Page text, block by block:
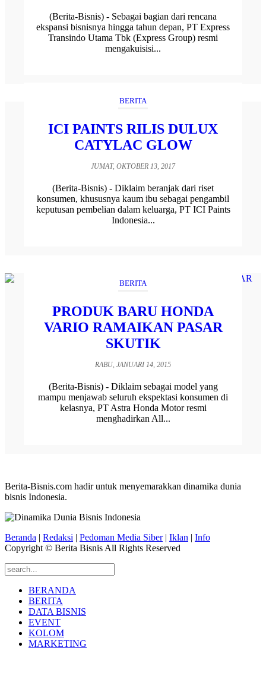
(Berita-Bisnis) - Sebagai bagian dari rencana
ekspansi bisnisnya hingga tahun depan, PT Express
Transindo Utama Tbk (Express Group) resmi
mengakuisisi...
BERITA
ICI PAINTS RILIS DULUX
CATYLAC GLOW
JUMAT, OKTOBER 13, 2017
(Berita-Bisnis) - Diklaim beranjak dari riset
konsumen, khususnya kaum ibu sebagai pengambil
keputusan pembelian dalam keluarga, PT ICI Paints
Indonesia...
BERITA
PRODUK BARU HONDA
VARIO RAMAIKAN PASAR
SKUTIK
RABU, JANUARI 14, 2015
(Berita-Bisnis) - Diklaim sebagai model yang
mampu menjawab seluruh ekspektasi konsumen di
kelasnya, PT Astra Honda Motor resmi
menghadirkan All...
Berita-Bisnis.com hadir untuk menyemarakkan dinamika dunia
bisnis Indonesia.
Beranda | Redaksi | Pedoman Media Siber| Iklan | Info
Copyright © Berita Bisnis All Rights Reserved
BERANDA
BERITA
DATA BISNIS
EVENT
KOLOM
MARKETING